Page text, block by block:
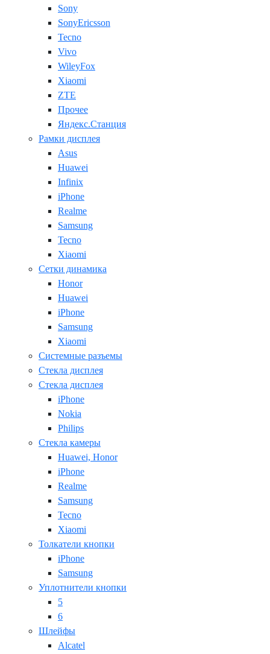
Sony
SonyEricsson
Tecno
Vivo
WileyFox
Xiaomi
ZTE
Прочее
Яндекс.Станция
Рамки дисплея
Asus
Huawei
Infinix
iPhone
Realme
Samsung
Tecno
Xiaomi
Сетки динамика
Honor
Huawei
iPhone
Samsung
Xiaomi
Системные разъемы
Стекла дисплея
Стекла дисплея
iPhone
Nokia
Philips
Стекла камеры
Huawei, Honor
iPhone
Realme
Samsung
Tecno
Xiaomi
Толкатели кнопки
iPhone
Samsung
Уплотнители кнопки
5
6
Шлейфы
Alcatel